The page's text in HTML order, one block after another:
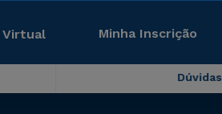
Virtual Minha Inscrição
Dúvidas